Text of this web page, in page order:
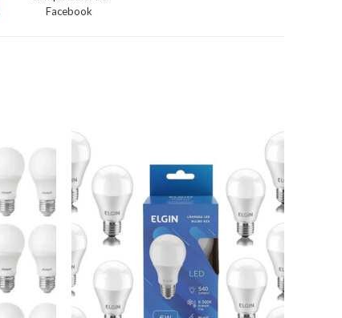
Facebook